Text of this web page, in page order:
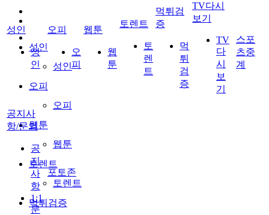
성인
성인
오피
오피
웹툰
웹툰
토렌트
토렌트
먹튀검증
성인
성
인
오피
오
피
웹툰
웹
툰
토렌트
토
렌
트
먹튀검
증
먹
튀
검
증
TV다시
보기
TV
다
시
보
기
스포
츠중
계
공지사
항/문의
공
지
사
항
1:1
문
포토존